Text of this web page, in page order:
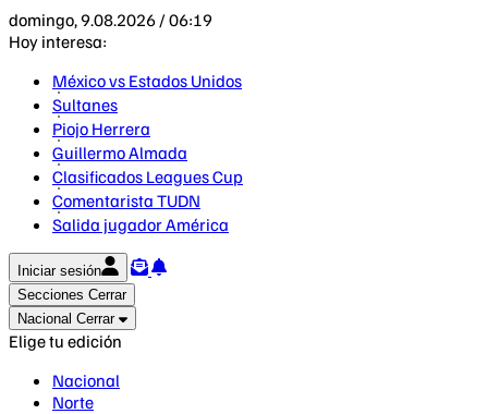
domingo, 9.08.2026 / 06:19
Hoy interesa:
México vs Estados Unidos
Sultanes
Piojo Herrera
Guillermo Almada
Clasificados Leagues Cup
Comentarista TUDN
Salida jugador América
Iniciar sesión
Secciones Cerrar
Nacional Cerrar
Elige tu edición
Nacional
Norte